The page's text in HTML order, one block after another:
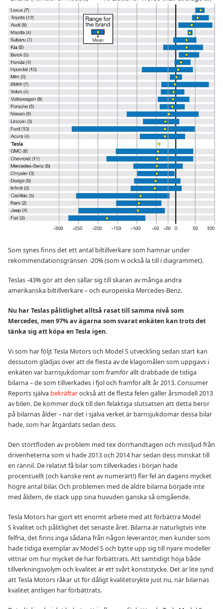
Som synes finns det ett antal biltillverkare som hamnar under
rekommendationsgränsen -20% (som vi också la till i diagrammet).
Teslas -43% gör att den sällar sig till skaran av många andra
amerikanska biltillverkare – och europeiska Mercedes-Benz.
Nu har Teslas pålitlighet alltså rasat till samma nivå som
Mercedes, men 97% av ägarna som svarat enkäten kan trots det
tänka sig att köpa en Tesla igen.
Vi som har följt Tesla Motors och Model S utveckling sedan start kan
dessutom glädjas över att de flesta av de klagomålen som uppgavs i
enkäten var barnsjukdomar som framför allt drabbade de tidiga
bilarna – de som tillverkades i fjol och framför allt år 2013. Consumer
Reports själva bekräftarockså att de flesta felen gäller årsmodell 2013
av bilen. De kommer dock till den felaktiga slutsatsen att detta beror
på bilarnas ålder – när det i själva verket är barnsjukdomar dessa bilar
hade, som har åtgärdats sedan dess.
Den störtfloden av problem med tex dörrhandtagen och missljud från
drivenheterna som vi hade 2013 och 2014 har sedan dess minskat till
en rännil. De relativt få bilar som tillverkades i början hade
procentuellt (och kanske rent av numerärt!) fler fel än dagens mycket
högre antal bilar. Och problemen med de äldre bilarna började inte
med åldern, de stack upp sina huvuden ganska så omgående.
Tesla Motors har gjort ett enormt arbete med att förbättra Model
S kvalitet och pålitlighet det senaste året. Bilarna är naturligtvis inte
felfria, det finns inga sådana från någon leverantör, men kunder som
hade tidiga exemplar av Model S och bytte upp sig till nyare modeller
vittnar om hur mycket de har förbättrats. Att samtidigt höja både
tillverkningsvolym och kvalitet är ett svårt konststycke. Det är lite synd
att Tesla Motors råkar ut för dåligt kvalitetsrykte just nu, när bilarnas
kvalitet äntligen har förbättrats.